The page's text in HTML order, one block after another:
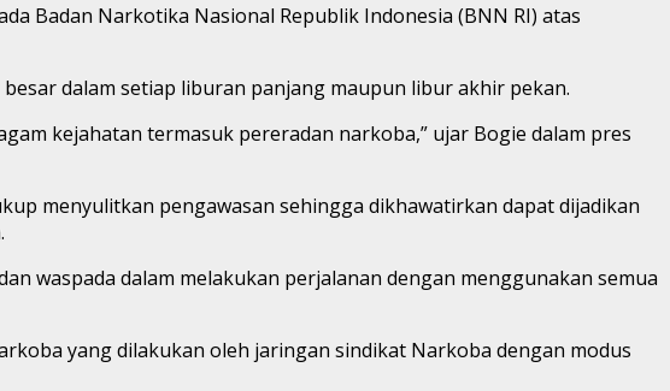
Badan Narkotika Nasional Republik Indonesia (BNN RI) atas
dalam setiap liburan panjang maupun libur akhir pekan.
kejahatan termasuk pereradan narkoba,” ujar Bogie dalam pres
menyulitkan pengawasan sehingga dikhawatirkan dapat dijadikan
waspada dalam melakukan perjalanan dengan menggunakan semua
yang dilakukan oleh jaringan sindikat Narkoba dengan modus